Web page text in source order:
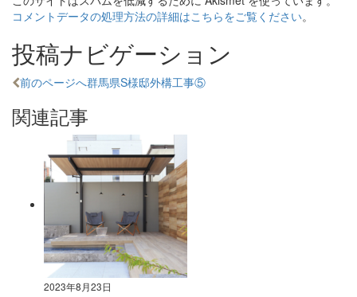
コメントデータの処理方法の詳細はこちらをご覧ください。
投稿ナビゲーション
前のページへ群馬県S様邸外構工事⑤
関連記事
2023年8月23日